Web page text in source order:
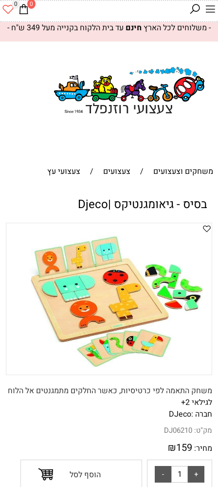
- משלוחים לכל הארץ חינם עד בית הלקוח בקנייה מעל 349 ש"ח -
0 0
משחקים וצעצועים / צעצועים / צעצועי עץ
בסיס - גיאומגנטיקס |Djeco
משחק התאמה לפי כרטיסיות, כאשר החלקים מתמגנטים אל הלוח
לגילאי 2+
חברה :DJeco
מק"ט: DJ06210
מחיר: ₪159
הוסף לסל